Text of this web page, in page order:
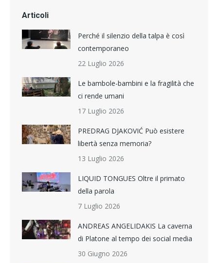
Articoli
Perché il silenzio della talpa è così
contemporaneo
22 Luglio 2026
Le bambole-bambini e la fragilità che
ci rende umani
17 Luglio 2026
PREDRAG DJAKOVIĆ Può esistere
libertà senza memoria?
13 Luglio 2026
LIQUID TONGUES Oltre il primato
della parola
7 Luglio 2026
ANDREAS ANGELIDAKIS La caverna
di Platone al tempo dei social media
30 Giugno 2026